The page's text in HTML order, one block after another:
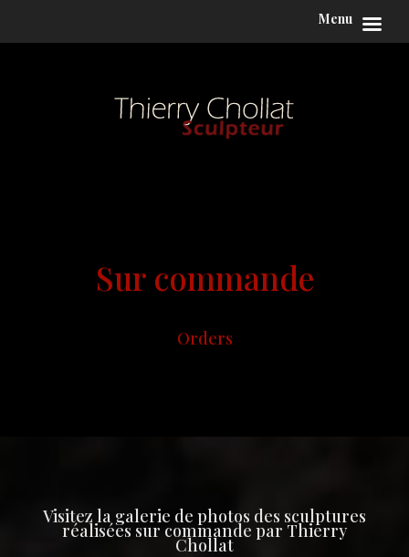
Sur commande
Orders
Visitez la galerie de photos des sculptures
réalisées sur commande par Thierry
Chollat
Menu